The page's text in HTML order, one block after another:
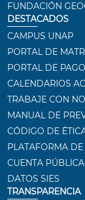
FUNDACIÓN
DESTACADOS
CAMPUS UNAP
PORTAL DE
PORTAL DE PAGO
CALENDARIOS
TRABAJE CON
MANUAL DE
CÓDIGO DE
PLATAFORMA
CUENTA PÚBLICA
DATOS SIES
TRANSPARENCIA